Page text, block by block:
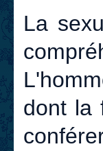
La
dont la